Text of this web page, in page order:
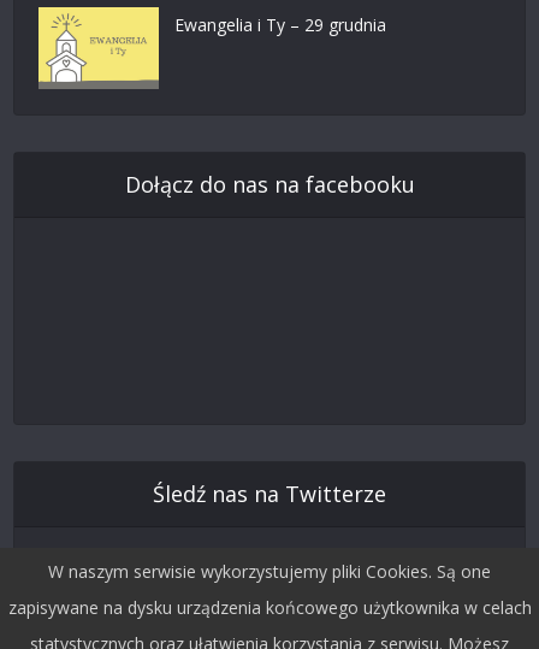
Ewangelia i Ty – 29 grudnia
Dołącz do nas na facebooku
Śledź nas na Twitterze
W naszym serwisie wykorzystujemy pliki Cookies. Są one
zapisywane na dysku urządzenia końcowego użytkownika w celach
statystycznych oraz ułatwienia korzystania z serwisu. Możesz